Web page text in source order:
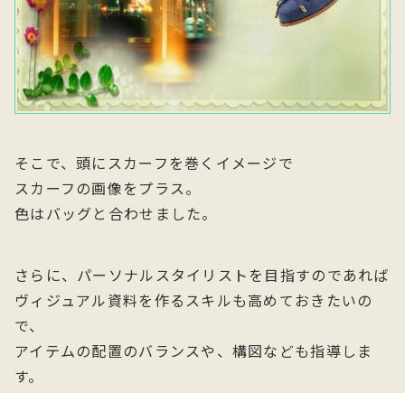
そこで、頭にスカーフを巻くイメージで
スカーフの画像をプラス。
色はバッグと合わせました。
さらに、パーソナルスタイリストを目指すのであれば
ヴィジュアル資料を作るスキルも高めておきたいの
で、
アイテムの配置のバランスや、構図なども指導しま
す。